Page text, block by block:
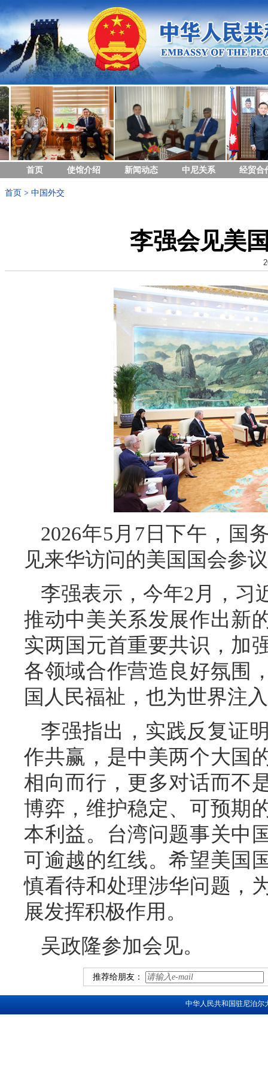
首页 使馆介绍 新闻动态 中尼关系 经贸合
首页 > 中国外交
李强会见美
2026年5月7日下午，国
见来华访问的美国国会参
李强表示，今年2月，习
推动中美关系发展作出新
实两国元首重要共识，加
各领域合作营造良好氛围
国人民福祉，也为世界注
李强指出，实践反复证
作共赢，是中美两个大国
相向而行，更多对话而不
博弈，维护稳定、可预期
本利益。台湾问题事关中
可逾越的红线。希望美国
慎看待和处理涉华问题，
展发挥积极作用。
吴政隆参加会见。
推荐给朋友：
中华人民共和国驻尼泊尔